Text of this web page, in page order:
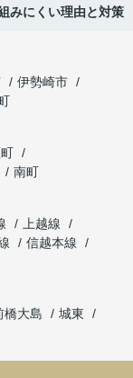
みにくい理由と対策
伊勢崎市
南町
上越線
信越本線
橋大島
城東